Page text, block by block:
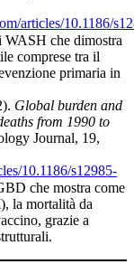
articles/10.1186/
che dimostra
comprese tra il
primaria in
Global burden and
from 1990 to
Journal, 19,
10.1186/s12985-
che mostra come
la mortalità da
grazie a